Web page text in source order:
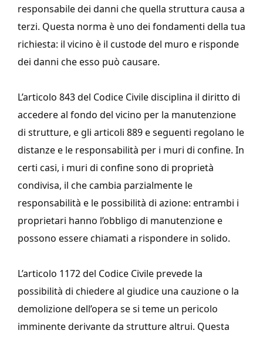
responsabile dei danni che quella struttura causa a
terzi. Questa norma è uno dei fondamenti della tua
richiesta: il vicino è il custode del muro e risponde
dei danni che esso può causare.
L’articolo 843 del Codice Civile disciplina il diritto di
accedere al fondo del vicino per la manutenzione
di strutture, e gli articoli 889 e seguenti regolano le
distanze e le responsabilità per i muri di confine. In
certi casi, i muri di confine sono di proprietà
condivisa, il che cambia parzialmente le
responsabilità e le possibilità di azione: entrambi i
proprietari hanno l’obbligo di manutenzione e
possono essere chiamati a rispondere in solido.
L’articolo 1172 del Codice Civile prevede la
possibilità di chiedere al giudice una cauzione o la
demolizione dell’opera se si teme un pericolo
imminente derivante da strutture altrui. Questa